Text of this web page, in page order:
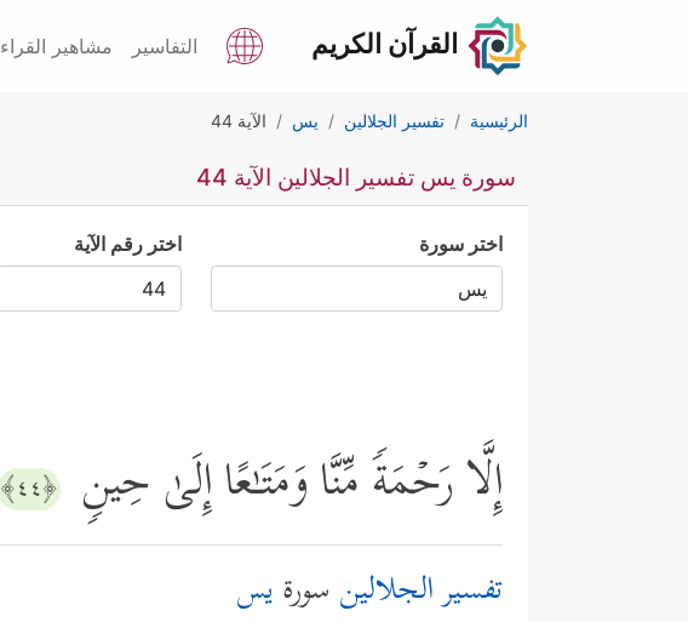
القرآن الكريم التفاسير مشاهير القراء
الرئيسية تفسير الجلالين يس الآية 44
سورة يس تفسير الجلالين الآية 44
اختر سورة اختر رقم الآية
إِلَّا رَحۡمَةࣰ مِّنَّا وَمَتَـٰعًا إِلَىٰ حِینࣲ ﴿٤٤﴾
تفسير الجلالين سورةيس